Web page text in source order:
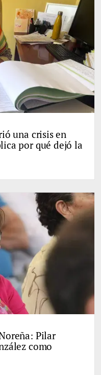
una crisis en
por qué dejó la
Pilar
como